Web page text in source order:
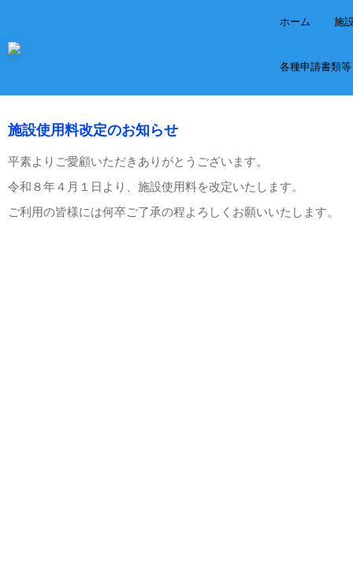
ホーム 施
各種申請書類等
施設使用料改定のお知らせ
平素よりご愛顧いただきありがとうございます。
令和８年４月１日より、施設使用料を改定いたします。
ご利用の皆様には何卒ご了承の程よろしくお願いいたします。